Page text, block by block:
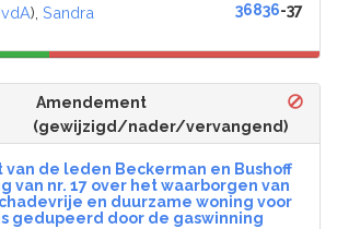
), Sandra
36836-37
Amendement
(gewijzigd/nader/vervangend)
de leden Beckerman en Bushoff
van nr. 17 over het waarborgen van
en duurzame woning voor
gedupeerd door de gaswinning